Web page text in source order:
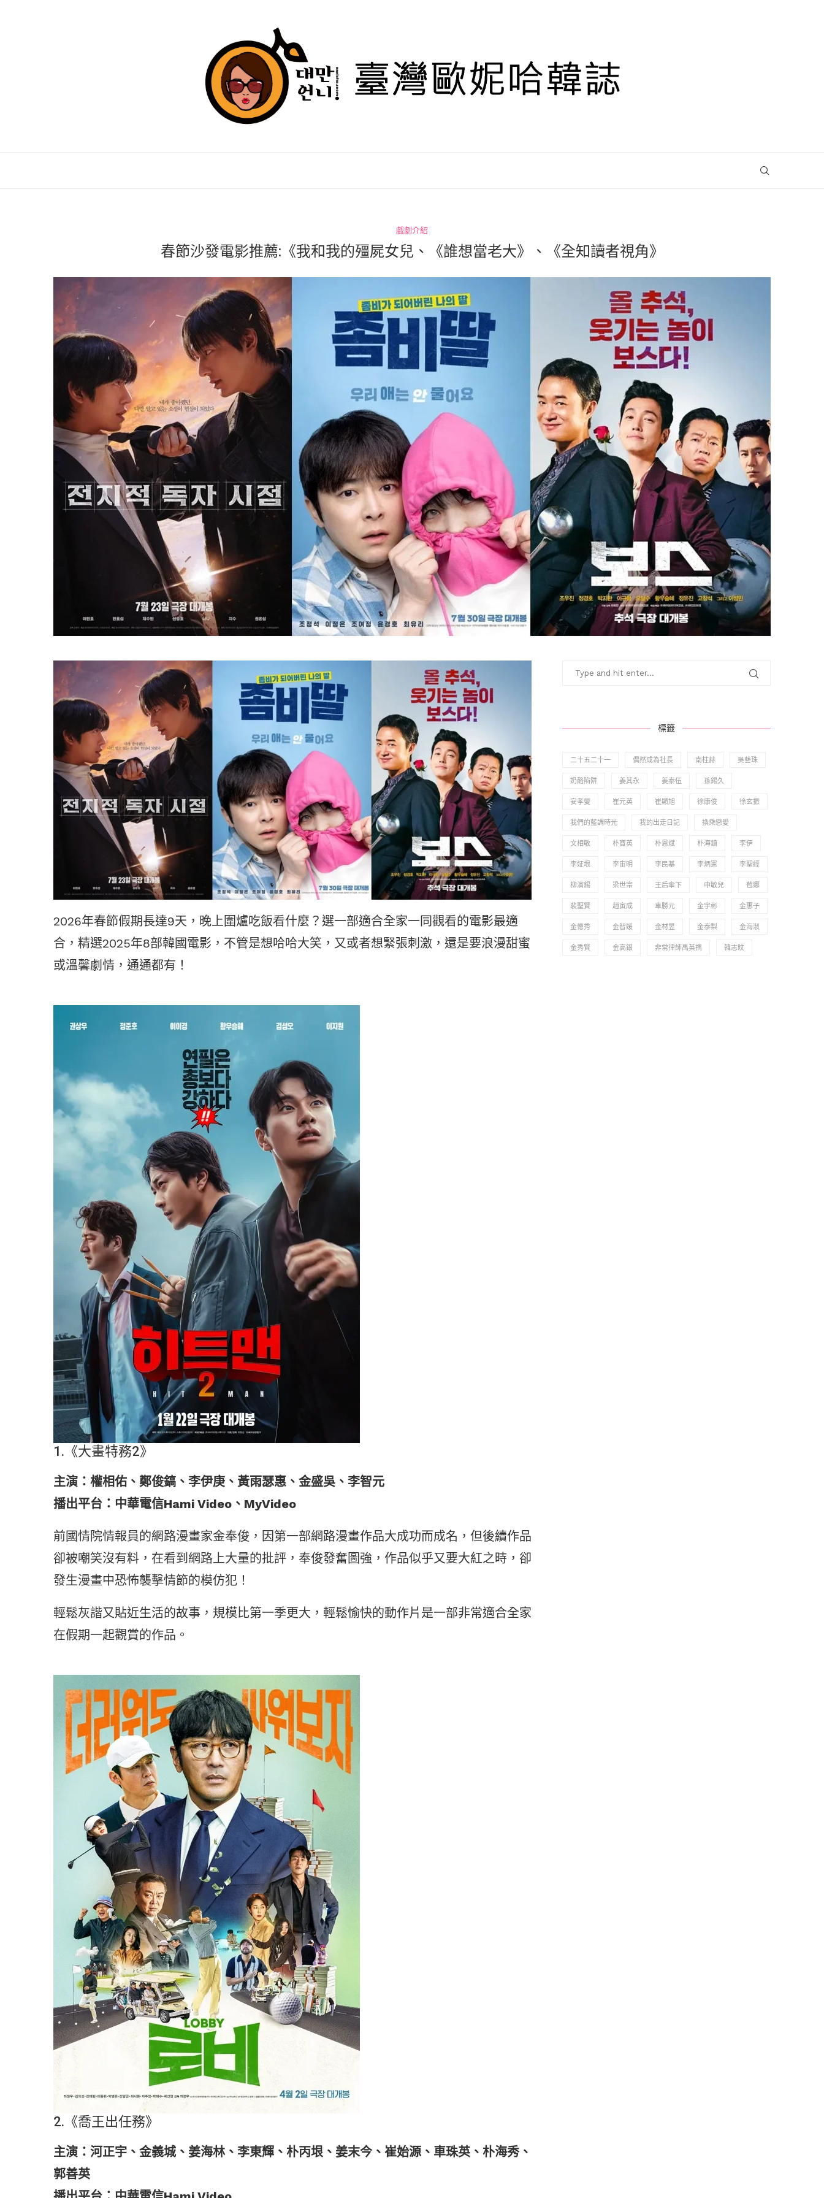
戲劇介紹
春節沙發電影推薦:《我和我的殭屍女兒、《誰想當老大》、《全知讀者視角》
2026年春節假期長達9天，晚上圍爐吃飯看什麼？選一部適合全家一同觀看的電影最適
合，精選2025年8部韓國電影，不管是想哈哈大笑，又或者想緊張刺激，還是要浪漫甜蜜
或溫馨劇情，通通都有！
1.《大畫特務2》
主演：權相佑、鄭俊鎬、李伊庚、黃雨瑟惠、金盛吳、李智元
播出平台：中華電信Hami Video、MyVideo
前國情院情報員的網路漫畫家金奉俊，因第一部網路漫畫作品大成功而成名，但後續作品
卻被嘲笑沒有料，在看到網路上大量的批評，奉俊發奮圖強，作品似乎又要大紅之時，卻
發生漫畫中恐怖襲擊情節的模仿犯！
輕鬆灰諧又貼近生活的故事，規模比第一季更大，輕鬆愉快的動作片是一部非常適合全家
在假期一起觀賞的作品。
2.《喬王出任務》
主演：河正宇、金義城、姜海林、李東輝、朴丙垠、姜末今、崔始源、車珠英、朴海秀、
郭善英
標籤
二十五二十一 偶然成為社長 南柱赫 吳藝珠
奶酪陷阱 姜其永 姜泰伍 孫錫久
安孝燮 崔元英 崔顯旭 徐康俊 徐玄振
我們的藍調時光 我的出走日記 換乘戀愛
文相敏 朴寶英 朴恩斌 朴海鎮 李伊
李姃垠 李宙明 李民基 李炳憲 李聖經
柳演錫 梁世宗 王后傘下 申敏兒 苞娜
裴聖賢 趙寅成 車勝元 金宇彬 金惠子
金憓秀 金智媛 金材昱 金泰梨 金海淑
金秀賢 金高銀 非常律師禹英禑 韓志旼